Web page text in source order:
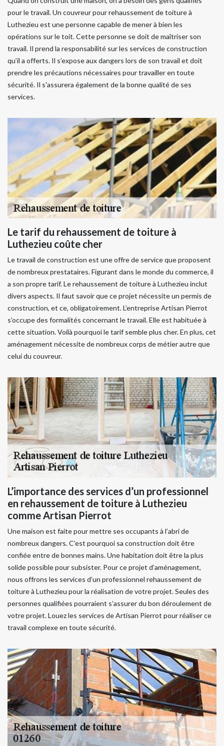
pour le travail. Un couvreur pour rehaussement de toiture à
Luthezieu est une personne capable de mener à bien les
opérations sur le toit. Cette personne se doit de maîtriser son
travail. Il prend la responsabilité sur les services de construction
qu’il a offerts. Il s’expose aux dangers lors de son travail et doit
prendre les précautions nécessaires pour travailler en toute
sécurité. Il s'assurera également de la bonne qualité de ses
services.
Le tarif du rehaussement de toiture à
Luthezieu coûte cher
Le travail de construction est une offre de service que proposent
de nombreux prestataires. Figurant dans le monde du commerce, il
a son propre tarif. Le rehaussement de toiture à Luthezieu inclut
divers aspects. Il faut savoir que ce projet nécessite un permis de
construction, et ce, obligatoirement. L’entreprise Artisan Pierrot
s’occupe des formalités concernant le travail. Elle est habituée à
cette situation. Voilà pourquoi le tarif semble plus cher. En plus, cet
aménagement nécessite de nombreux corps de métier autre que
celui du couvreur.
L’importance des services d’un professionnel
en rehaussement de toiture à Luthezieu
comme Artisan Pierrot
Une maison est faite pour mettre ses occupants à l’abri de
nombreux dangers. C’est pourquoi sa construction doit être
confiée entre de bonnes mains. Une habitation doit être la plus
solide possible pour subsister. Pour ce projet d’aménagement,
nous offrons les services d’un professionnel rehaussement de
toiture à Luthezieu pour la réalisation de votre projet. Seules des
personnes qualifiées pourraient s’assurer du bon déroulement de
votre projet. Louez les services de Artisan Pierrot pour réaliser ce
travail complexe en toute sécurité.